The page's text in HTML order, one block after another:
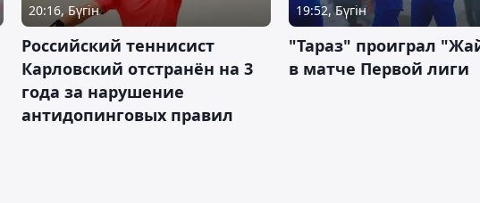
20:16, Бүгін
Российский теннисист
Карловский отстранён на 3
года за нарушение
антидопинговых правил
19:52, Бүгін
"Тараз" проиграл
в матче Первой лиги